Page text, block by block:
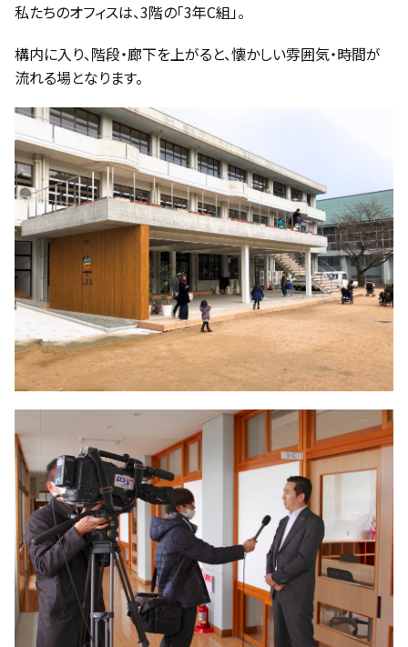
私たちのオフィスは、3階の「3年C組」。
構内に入り、階段・廊下を上がると、懐かしい雰囲気・時間が
流れる場となります。